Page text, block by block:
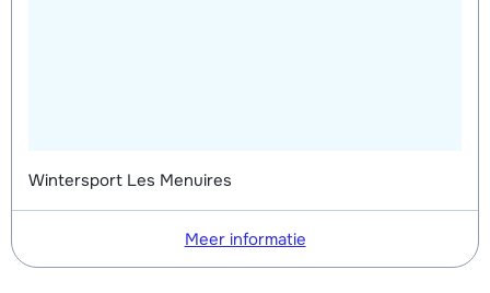
Wintersport Les Menuires
Meer informatie